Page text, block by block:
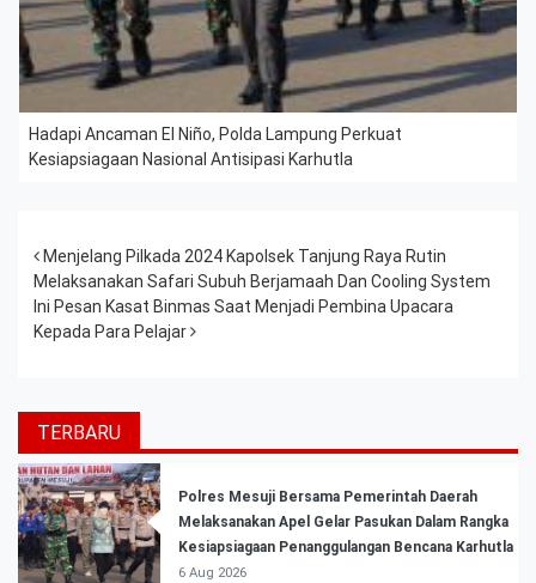
Hadapi Ancaman El Niño, Polda Lampung Perkuat
Kesiapsiagaan Nasional Antisipasi Karhutla
Post navigation
Menjelang Pilkada 2024 Kapolsek Tanjung Raya Rutin
Melaksanakan Safari Subuh Berjamaah Dan Cooling System
Ini Pesan Kasat Binmas Saat Menjadi Pembina Upacara
Kepada Para Pelajar
TERBARU
Polres Mesuji Bersama Pemerintah Daerah
Melaksanakan Apel Gelar Pasukan Dalam Rangka
Kesiapsiagaan Penanggulangan Bencana Karhutla
6 Aug 2026